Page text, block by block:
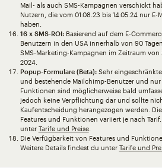
Mail- als auch SMS-Kampagnen verschickt
Nutzern, die vom 01.08.23 bis 14.05.24 nur
haben.
16 x SMS-ROI:Basierend auf dem E-
Benutzern in den USA innerhalb von 90
SMS-Marketing-Kampagnen im Zeitraum von
2024.
Popup-Formulare (Beta):Sehr
und bestehende Mailchimp-Benutzer und nur
Funktionen sind möglicherweise bald
jedoch keine Verpflichtung dar und sollte
Kaufentscheidung herangezogen werden.
Features und Funktionen variiert je nach
unter Tarife und Preise.
Die Verfügbarkeit von Features und
Weitere Details findest du unter Tarife und